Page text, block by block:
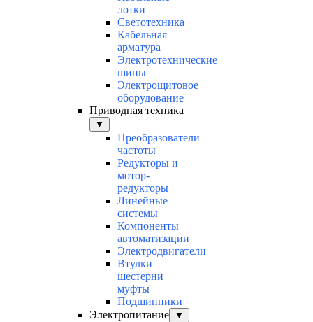
лотки
Светотехника
Кабельная
арматура
Электротехнические
шины
Электрощитовое
оборудование
Приводная техника
▼
Преобразователи
частоты
Редукторы и
мотор-
редукторы
Линейные
системы
Компоненты
автоматизации
Электродвигатели
Втулки
шестерни
муфты
Подшипники
Электропитание
▼